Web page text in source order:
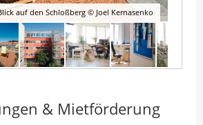
auf den Schloßberg © Joel Kernasenko
& Mietförderung